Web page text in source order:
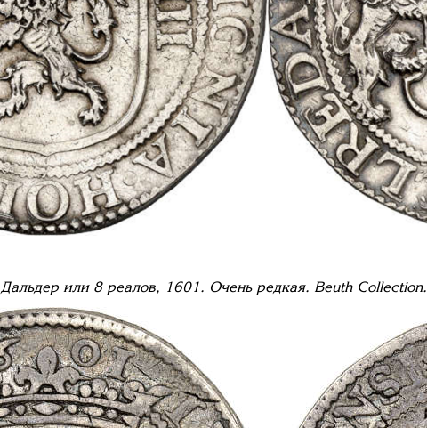
Дальдер или 8 реалов, 1601. Очень редкая. Beuth Collection.